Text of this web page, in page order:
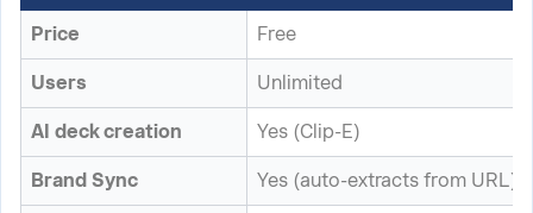
Price Free
Users Unlimited
AI deck creation Yes (Clip-E)
Brand Sync Yes (auto-extracts from URL)